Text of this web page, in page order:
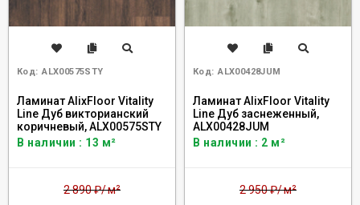
Код: ALX00575STY
Ламинат AlixFloor Vitality
Line Дуб викторианский
коричневый, ALX00575STY
В наличии : 13 м²
2 890₽/м²
Код: ALX00428JUM
Ламинат AlixFloor Vitality
Line Дуб заснеженный,
ALX00428JUM
В наличии : 2 м²
2 950₽/м²